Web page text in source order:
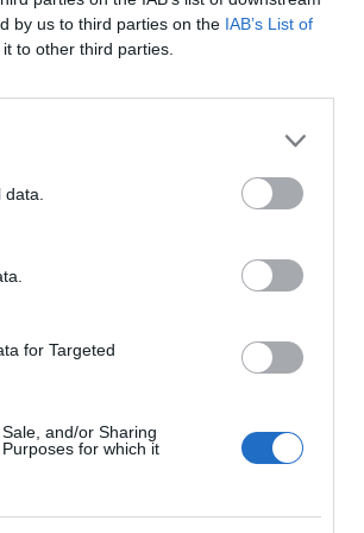
by us to third parties on the IAB’s List of
to other third parties.
for Targeted
and/or Sharing
for which it
pensato
di mercato
euro. Alla
Luiss X.ITE
artificiale
e
nuovo KPI;
visibilità
leva
Media